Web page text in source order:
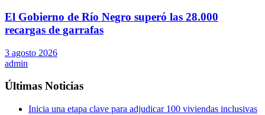
El Gobierno de Río Negro superó las 28.000
recargas de garrafas
3 agosto 2026
admin
Últimas Noticias
Inicia una etapa clave para adjudicar 100 viviendas inclusivas